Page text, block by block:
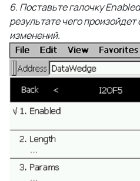
6. Поставьте галочку
результате чего
изменений.